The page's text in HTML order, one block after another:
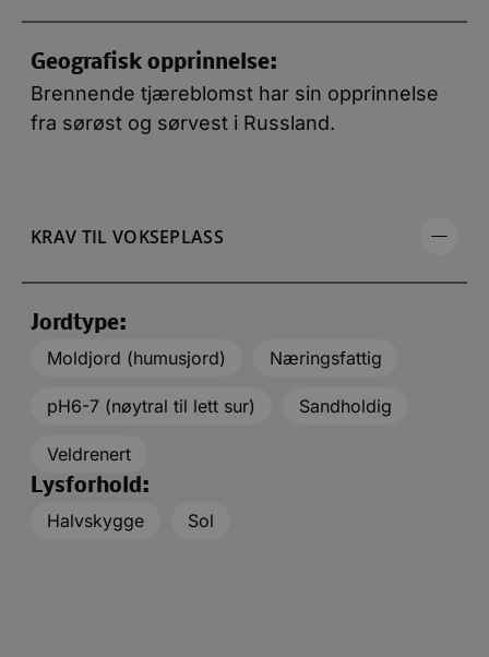
Geografisk opprinnelse:
Brennende tjæreblomst har sin opprinnelse
fra sørøst og sørvest i Russland.
KRAV TIL VOKSEPLASS
Jordtype:
Moldjord (humusjord)
Næringsfattig
pH6-7 (nøytral til lett sur) Sandholdig
Veldrenert
Lysforhold:
Halvskygge
Sol